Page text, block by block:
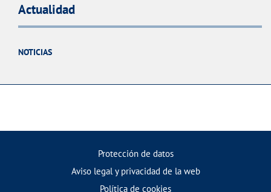
Actualidad
NOTICIAS
Protección de datos
Aviso legal y privacidad de la web
Política de cookies